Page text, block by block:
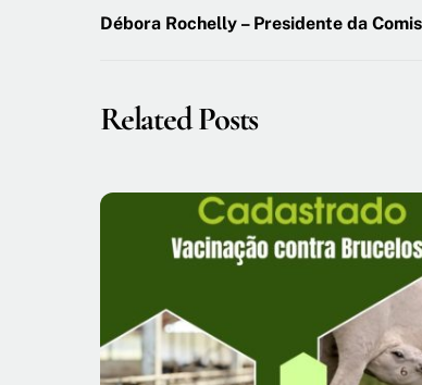
Débora Rochelly – Presidente da
Related Posts